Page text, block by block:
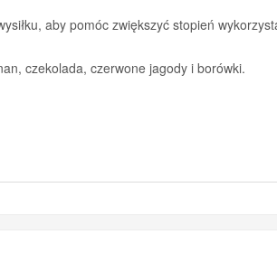
aby pomóc zwiększyć stopień
czekolada, czerwone jagody i borówki.